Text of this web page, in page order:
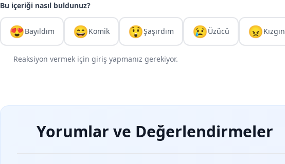
Bu içeriği nasıl buldunuz?
😍Bayıldım 😄Komik 😲Şaşırdım 😢Üzücü 😠Kızgın
Reaksiyon vermek için giriş yapmanız gerekiyor.
Yorumlar ve Değerlendirmeler